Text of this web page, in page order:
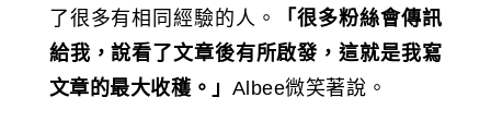
了很多有相同經驗的人。
「很多粉絲會傳訊
給我，說看了文章後有所啟發，這就是我寫
文章的最大收穫。」 Albee微笑著說。